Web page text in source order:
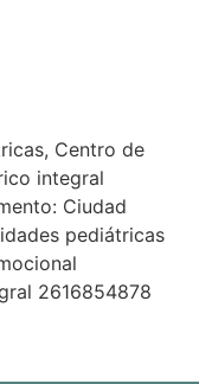
Centro de
integral
Ciudad
pediátricas
2616854878